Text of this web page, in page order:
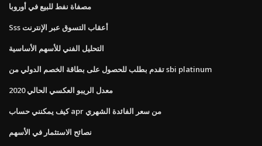
مصفاة نفط للبيع في أوروبا
Sss أعقاب التسوق عبر الإنترنت
التحليل الفني للأسهم الأساسية
تقدم بطلب للحصول على بطاقة الخصم الدولي من sbi platinum
معدل الريبو العكسي الحالي 2020
كيف يمكنني حساب apr من سعر الفائدة الشهري
نصائح الاستثمار في الأسهم